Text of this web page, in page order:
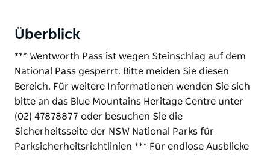
Überblick
*** Wentworth Pass ist wegen Steinschlag auf dem
National Pass gesperrt. Bitte meiden Sie diesen
Bereich. Für weitere Informationen wenden Sie sich
bitte an das Blue Mountains Heritage Centre unter
(02) 47878877 oder besuchen Sie die
Sicherheitsseite der NSW National Parks für
Parksicherheitsrichtlinien *** Für endlose Ausblicke